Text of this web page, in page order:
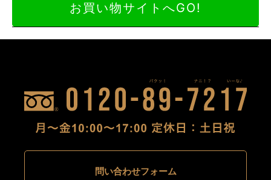
お買い物サイトへGO!
問い合わせフォーム